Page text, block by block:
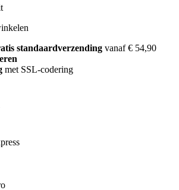
standaardverzending vanaf € 54,90
met SSL-codering